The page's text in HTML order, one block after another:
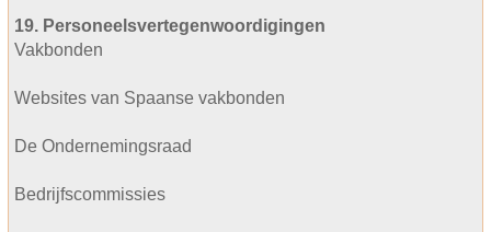
19. Personeelsvertegenwoordigingen
Vakbonden
Websites van Spaanse vakbonden
De Ondernemingsraad
Bedrijfscommissies